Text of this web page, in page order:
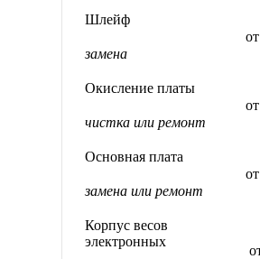
Шлейф
замена
Окисление платы
чистка или ремонт
Основная плата
замена или ремонт
Корпус весов
электронных